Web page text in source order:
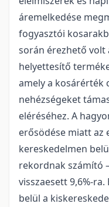
áremelkedése
fogyasztói
során érezhető volt
helyettesítő
amely a kosárérték
nehézségeket
eléréséhez. A
erősödése miatt az
kereskedelmen
rekordnak számító
visszaesett 9,6%-
belül a